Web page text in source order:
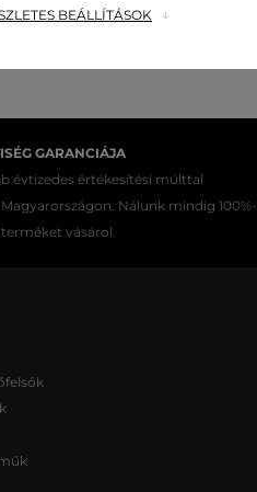
GARANCIÁJA
évtizedes értékesítési múlttal
Nálunk mindig 100%-
vásárol.
BEÁLLÍTÁSOK